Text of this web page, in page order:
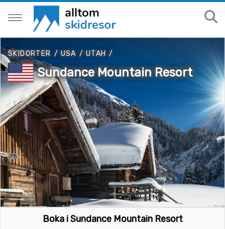
SKIDORTER / USA / UTAH /
Sundance Mountain Resort
Boka i Sundance Mountain Resort